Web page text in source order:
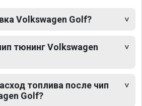
Volkswagen Golf?
тюнинг Volkswagen
топлива после чип
Golf?